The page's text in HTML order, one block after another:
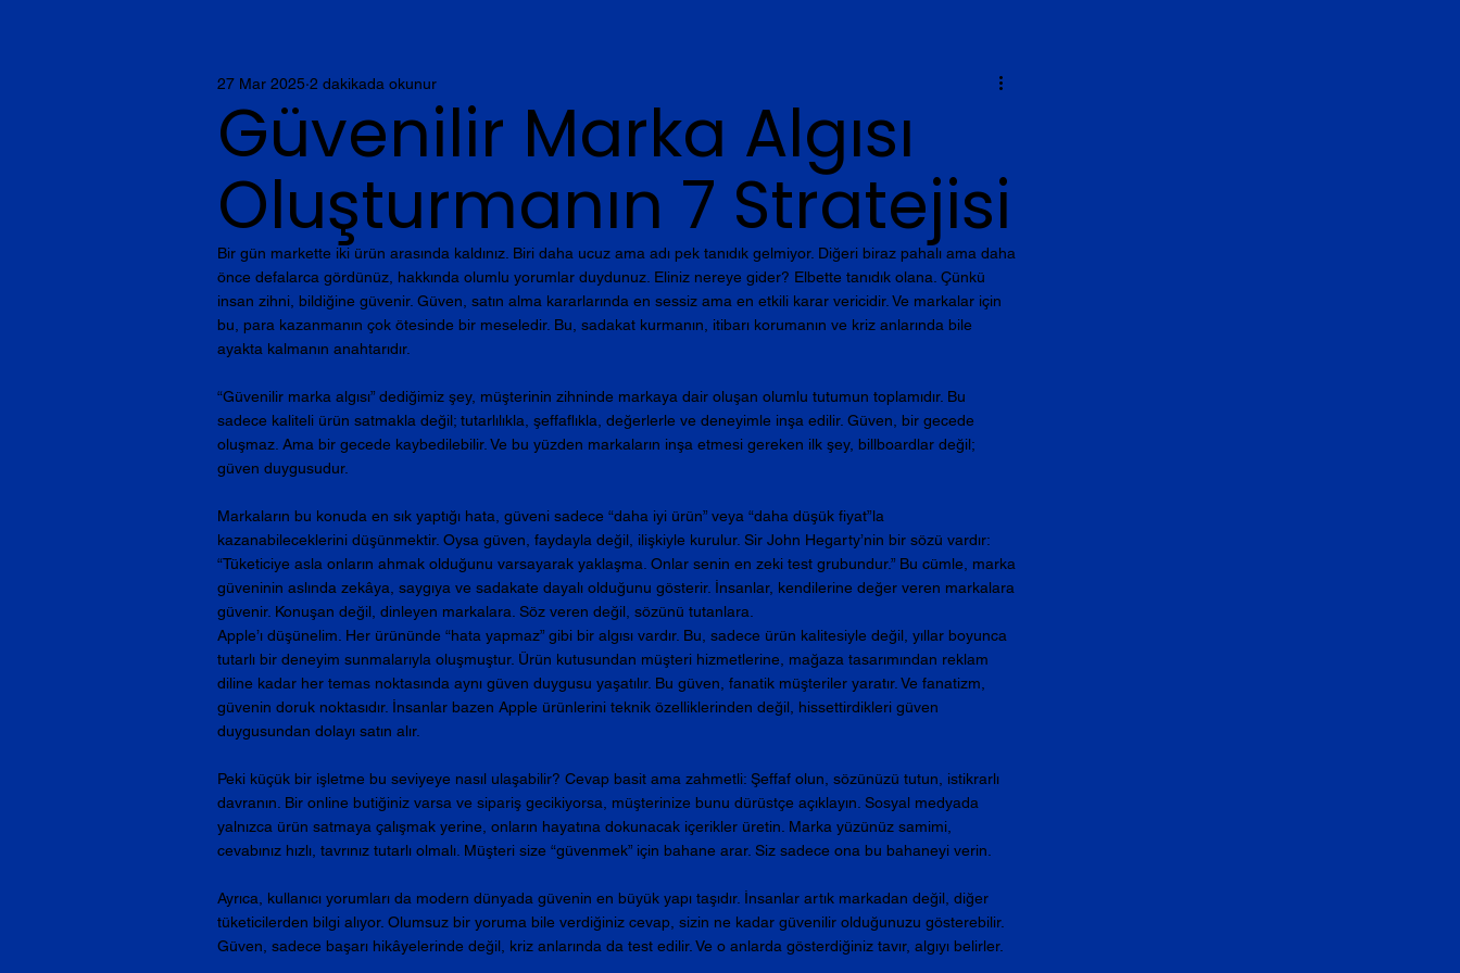
Güvenilir Marka Algısı
Oluşturmanın 7 Stratejisi
27 Mar 2025 2 dakikada okunur
Bir gün markette iki ürün arasında kaldınız. Biri daha ucuz ama adı pek tanıdık gelmiyor. Diğeri biraz pahalı ama daha
önce defalarca gördünüz, hakkında olumlu yorumlar duydunuz. Eliniz nereye gider? Elbette tanıdık olana. Çünkü
insan zihni, bildiğine güvenir. Güven, satın alma kararlarında en sessiz ama en etkili karar vericidir. Ve markalar için
bu, para kazanmanın çok ötesinde bir meseledir. Bu, sadakat kurmanın, itibarı korumanın ve kriz anlarında bile
ayakta kalmanın anahtarıdır.
“Güvenilir marka algısı” dediğimiz şey, müşterinin zihninde markaya dair oluşan olumlu tutumun toplamıdır. Bu
sadece kaliteli ürün satmakla değil; tutarlılıkla, şeffaflıkla, değerlerle ve deneyimle inşa edilir. Güven, bir gecede
oluşmaz. Ama bir gecede kaybedilebilir. Ve bu yüzden markaların inşa etmesi gereken ilk şey, billboardlar değil;
güven duygusudur.
Markaların bu konuda en sık yaptığı hata, güveni sadece “daha iyi ürün” veya “daha düşük fiyat”la
kazanabileceklerini düşünmektir. Oysa güven, faydayla değil, ilişkiyle kurulur. Sir John Hegarty’nin bir sözü vardır:
“Tüketiciye asla onların ahmak olduğunu varsayarak yaklaşma. Onlar senin en zeki test grubundur.” Bu cümle, marka
güveninin aslında zekâya, saygıya ve sadakate dayalı olduğunu gösterir. İnsanlar, kendilerine değer veren markalara
güvenir. Konuşan değil, dinleyen markalara. Söz veren değil, sözünü tutanlara.
Apple’ı düşünelim. Her ürününde “hata yapmaz” gibi bir algısı vardır. Bu, sadece ürün kalitesiyle değil, yıllar boyunca
tutarlı bir deneyim sunmalarıyla oluşmuştur. Ürün kutusundan müşteri hizmetlerine, mağaza tasarımından reklam
diline kadar her temas noktasında aynı güven duygusu yaşatılır. Bu güven, fanatik müşteriler yaratır. Ve fanatizm,
güvenin doruk noktasıdır. İnsanlar bazen Apple ürünlerini teknik özelliklerinden değil, hissettirdikleri güven
duygusundan dolayı satın alır.
Peki küçük bir işletme bu seviyeye nasıl ulaşabilir? Cevap basit ama zahmetli: Şeffaf olun, sözünüzü tutun, istikrarlı
davranın. Bir online butiğiniz varsa ve sipariş gecikiyorsa, müşterinize bunu dürüstçe açıklayın. Sosyal medyada
yalnızca ürün satmaya çalışmak yerine, onların hayatına dokunacak içerikler üretin. Marka yüzünüz samimi,
cevabınız hızlı, tavrınız tutarlı olmalı. Müşteri size “güvenmek” için bahane arar. Siz sadece ona bu bahaneyi verin.
Ayrıca, kullanıcı yorumları da modern dünyada güvenin en büyük yapı taşıdır. İnsanlar artık markadan değil, diğer
tüketicilerden bilgi alıyor. Olumsuz bir yoruma bile verdiğiniz cevap, sizin ne kadar güvenilir olduğunuzu gösterebilir.
Güven, sadece başarı hikâyelerinde değil, kriz anlarında da test edilir. Ve o anlarda gösterdiğiniz tavır, algıyı belirler.